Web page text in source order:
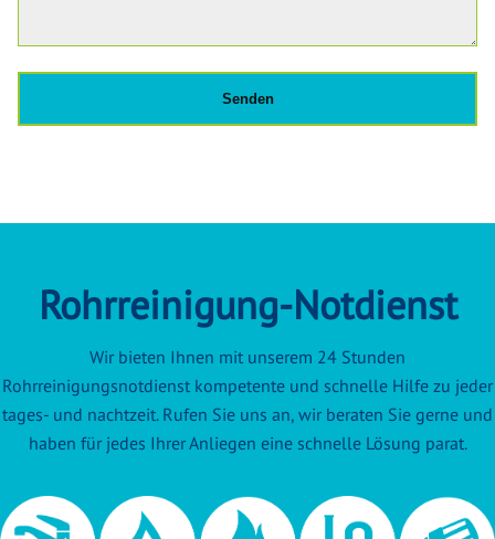
Rohrreinigung-Notdienst
Wir bieten Ihnen mit unserem 24 Stunden
Rohrreinigungsnotdienst kompetente und schnelle Hilfe zu jeder
tages- und nachtzeit. Rufen Sie uns an, wir beraten Sie gerne und
haben für jedes Ihrer Anliegen eine schnelle Lösung parat.